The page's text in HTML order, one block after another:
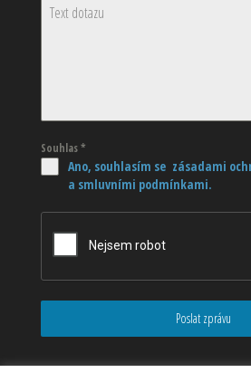
Souhlas*
Ano, souhlasím se zásadami
a smluvními podmínkami.
Poslat zprávu